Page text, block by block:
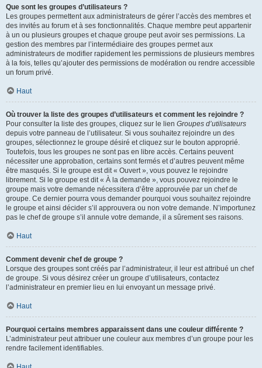
Que sont les groupes d’utilisateurs ?
Les groupes permettent aux administrateurs de gérer l’accès des membres et
des invités au forum et à ses fonctionnalités. Chaque membre peut appartenir
à un ou plusieurs groupes et chaque groupe peut avoir ses permissions. La
gestion des membres par l’intermédiaire des groupes permet aux
administrateurs de modifier rapidement les permissions de plusieurs membres
à la fois, telles qu’ajouter des permissions de modération ou rendre accessible
un forum privé.
Haut
Où trouver la liste des groupes d’utilisateurs et comment les rejoindre ?
Pour consulter la liste des groupes, cliquez sur le lien Groupes d’utilisateurs
depuis votre panneau de l’utilisateur. Si vous souhaitez rejoindre un des
groupes, sélectionnez le groupe désiré et cliquez sur le bouton approprié.
Toutefois, tous les groupes ne sont pas en libre accès. Certains peuvent
nécessiter une approbation, certains sont fermés et d’autres peuvent même
être masqués. Si le groupe est dit « Ouvert », vous pouvez le rejoindre
librement. Si le groupe est dit « À la demande », vous pouvez rejoindre le
groupe mais votre demande nécessitera d’être approuvée par un chef de
groupe. Ce dernier pourra vous demander pourquoi vous souhaitez rejoindre
le groupe et ainsi décider s’il approuvera ou non votre demande. N’importunez
pas le chef de groupe s’il annule votre demande, il a sûrement ses raisons.
Haut
Comment devenir chef de groupe ?
Lorsque des groupes sont créés par l’administrateur, il leur est attribué un chef
de groupe. Si vous désirez créer un groupe d’utilisateurs, contactez
l’administrateur en premier lieu en lui envoyant un message privé.
Haut
Pourquoi certains membres apparaissent dans une couleur différente ?
L’administrateur peut attribuer une couleur aux membres d’un groupe pour les
rendre facilement identifiables.